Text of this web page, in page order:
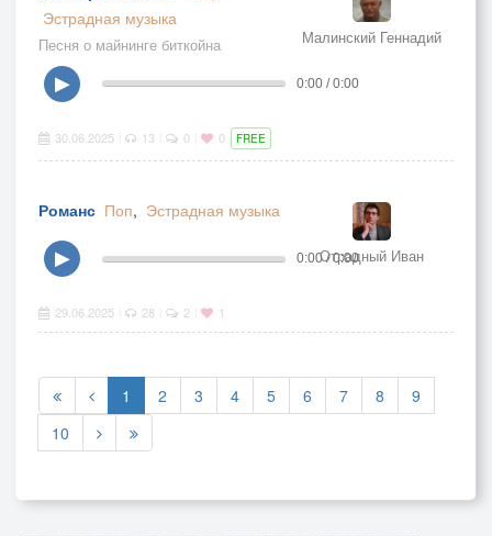
Эстрадная музыка
Песня о майнинге биткойна Малинский Геннадий
▶ 0:00 / 0:00
30.06.2025 13 0 0 FREE
Романс Поп, Эстрадная музыка
Отрадный Иван
▶ 0:00 / 0:00
29.06.2025 28 2 1
1 2 3 4 5 6 7 8
9
10